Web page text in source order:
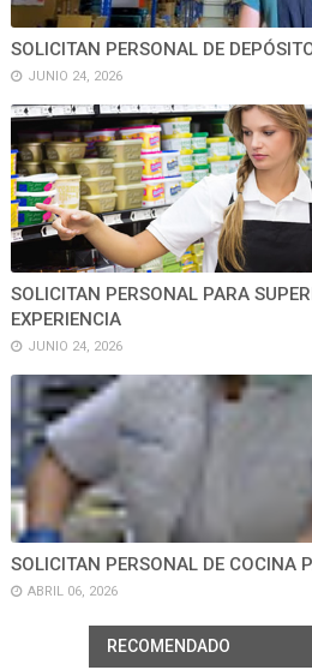
SOLICITAN PERSONAL DE
JUNIO 24, 2026
SOLICITAN PERSONAL PARA
EXPERIENCIA
JUNIO 24, 2026
SOLICITAN PERSONAL DE COCINA
ABRIL 06, 2026
RECOMENDADO